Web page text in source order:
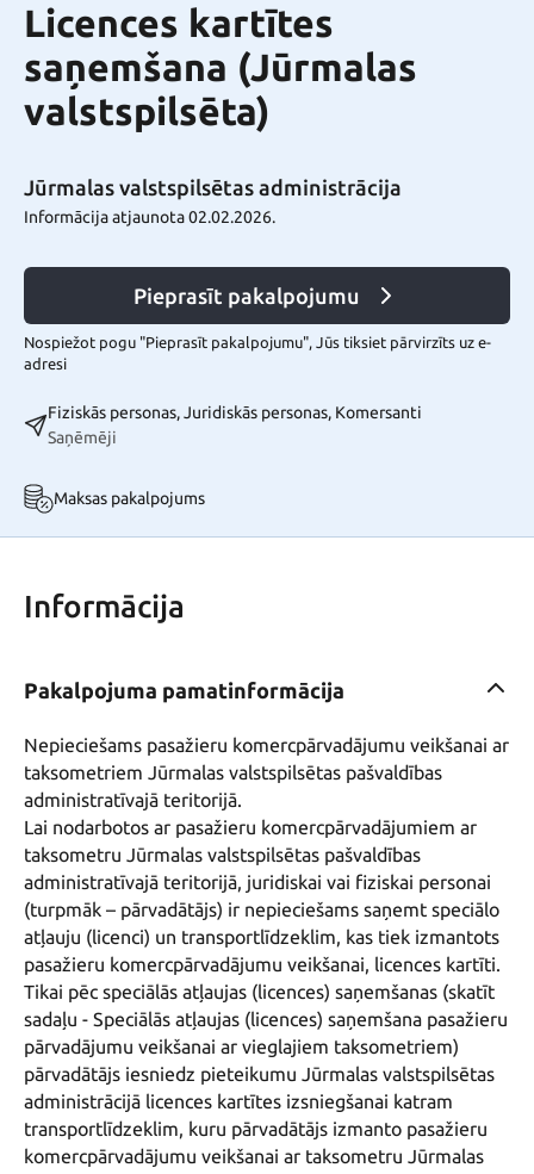
Licences kartītes
saņemšana (Jūrmalas
valstspilsēta)
Jūrmalas valstspilsētas administrācija
Informācija atjaunota 02.02.2026.
Pieprasīt pakalpojumu
Nospiežot pogu "Pieprasīt pakalpojumu", Jūs tiksiet pārvirzīts uz e-
adresi
Fiziskās personas, Juridiskās personas, Komersanti
Saņēmēji
Maksas pakalpojums
Informācija
Pakalpojuma pamatinformācija
Nepieciešams pasažieru komercpārvadājumu veikšanai ar
taksometriem Jūrmalas valstspilsētas pašvaldības
administratīvajā teritorijā.
Lai nodarbotos ar pasažieru komercpārvadājumiem ar
taksometru Jūrmalas valstspilsētas pašvaldības
administratīvajā teritorijā, juridiskai vai fiziskai personai
(turpmāk – pārvadātājs) ir nepieciešams saņemt speciālo
atļauju (licenci) un transportlīdzeklim, kas tiek izmantots
pasažieru komercpārvadājumu veikšanai, licences kartīti.
Tikai pēc speciālās atļaujas (licences) saņemšanas (skatīt
sadaļu - Speciālās atļaujas (licences) saņemšana pasažieru
pārvadājumu veikšanai ar vieglajiem taksometriem)
pārvadātājs iesniedz pieteikumu Jūrmalas valstspilsētas
administrācijā licences kartītes izsniegšanai katram
transportlīdzeklim, kuru pārvadātājs izmanto pasažieru
komercpārvadājumu veikšanai ar taksometru Jūrmalas